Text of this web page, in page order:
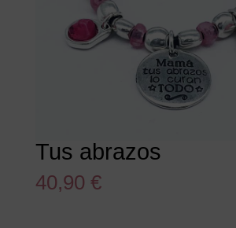
Tus abrazos
40,90 €